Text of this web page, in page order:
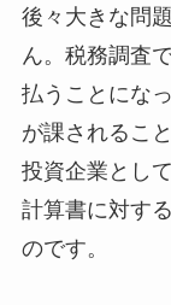
後々大きな問
ん。税務調査
払うことにな
が課されるこ
投資企業とし
計算書に対す
のです。